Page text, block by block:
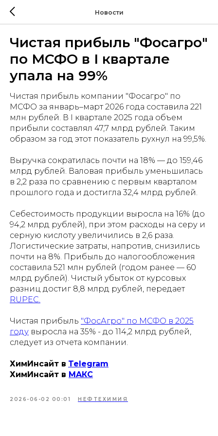
Новости
Чистая прибыль "Фосагро"
по МСФО в I квартале
упала на 99%
Чистая прибыль компании "Фосагро" по
МСФО за январь–март 2026 года составила 221
млн рублей. В I квартале 2025 года объем
прибыли составлял 47,7 млрд рублей. Таким
образом за год этот показатель рухнул на 99,5%.
Выручка сократилась почти на 18% — до 159,46
млрд рублей. Валовая прибыль уменьшилась
в 2,2 раза по сравнению с первым кварталом
прошлого года и достигла 32,4 млрд рублей.
Себестоимость продукции выросла на 16% (до
94,2 млрд рублей), при этом расходы на серу и
серную кислоту увеличились в 2,6 раза.
Логистические затраты, напротив, снизились
почти на 8%. Прибыль до налогообложения
составила 521 млн рублей (годом ранее — 60
млрд рублей). Чистый убыток от курсовых
разниц достиг 8,8 млрд рублей, передает
RUPEC.
Чистая прибыль "ФосАгро" по МСФО в 2025
году выросла на 35% - до 114,2 млрд рублей,
следует из отчета компании.
ХимИнсайт в Telegram
ХимИнсайт в MAКС
2026-06-02 00:01 НЕФТЕХИМИЯ